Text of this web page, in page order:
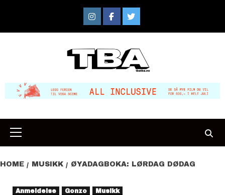
content
InstagramFacebook
Twitter
Primary
Menu
HOME MUSIKK ØYADAGBOKA: LØRDAG DØDAG
Anmeldelse Gonzo Musikk